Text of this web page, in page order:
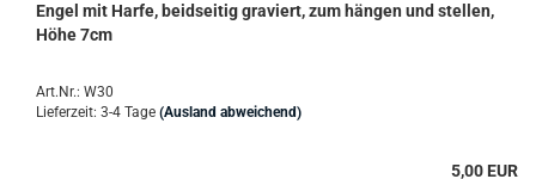
Engel mit Harfe, beidseitig graviert, zum hängen und stellen,
Höhe 7cm
Art.Nr.: W30
Lieferzeit: 3-4 Tage (Ausland abweichend)
5,00 EUR